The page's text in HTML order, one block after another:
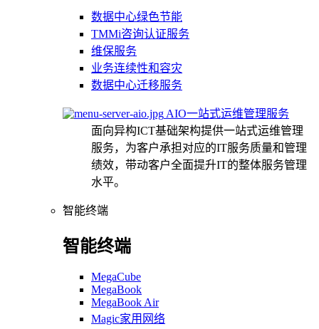
数据中心绿色节能
TMMi咨询认证服务
维保服务
业务连续性和容灾
数据中心迁移服务
AIO一站式运维管理服务
面向异构ICT基础架构提供一站式运维管理
服务，为客户承担对应的IT服务质量和管理
绩效，带动客户全面提升IT的整体服务管理
水平。
智能终端
智能终端
MegaCube
MegaBook
MegaBook Air
Magic家用网络